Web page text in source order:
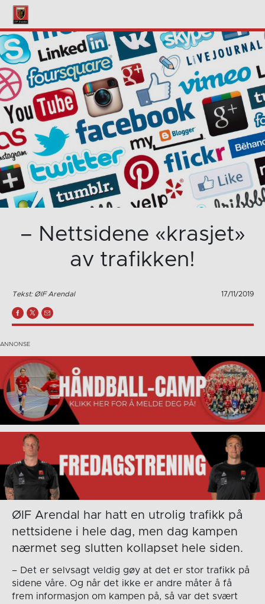
– Nettsidene «krasjet»
av trafikken!
Tekst: ØIF Arendal 17/11/2019
ØIF Arendal har hatt en utrolig trafikk på
nettsidene i hele dag, men dag kampen
nærmet seg slutten kollapset hele siden.
– Det er selvsagt veldig gøy at det er stor trafikk på
sidene våre. Og når det ikke er andre måter å få
frem informasjon om kampen på, så var det svært